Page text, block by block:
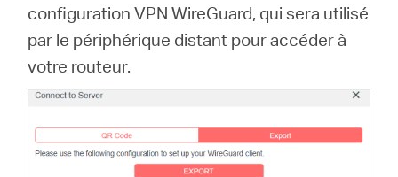
configuration VPN WireGuard, qui sera utilisé
par le périphérique distant pour accéder à
votre routeur.